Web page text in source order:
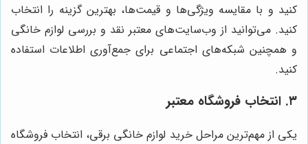
کنید و با مقایسه ویژگی‌ها و قیمت‌ها، بهترین گزینه را انتخاب
کنید. می‌توانید از وب‌سایت‌های معتبر نقد و بررسی لوازم خانگی
و همچنین شبکه‌های اجتماعی برای جمع‌آوری اطلاعات استفاده
کنید.
۳. انتخاب فروشگاه معتبر
یکی از مهم‌ترین مراحل خرید لوازم خانگی برقی، انتخاب فروشگاه